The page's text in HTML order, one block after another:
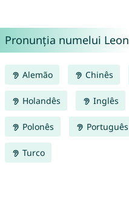
Pronunția numelui Leon
Alemão Chinês
Holandês Inglês
Polonês Português
Turco